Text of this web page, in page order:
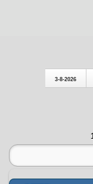
3-8-2026